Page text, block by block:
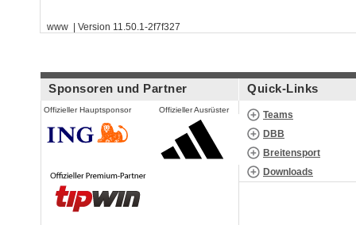
www | Version 11.50.1-2f7f327
Sponsoren und Partner
Offizieller Hauptsponsor Offizieller Ausrüster
Quick-Links
Teams
DBB
Breitensport
Downloads